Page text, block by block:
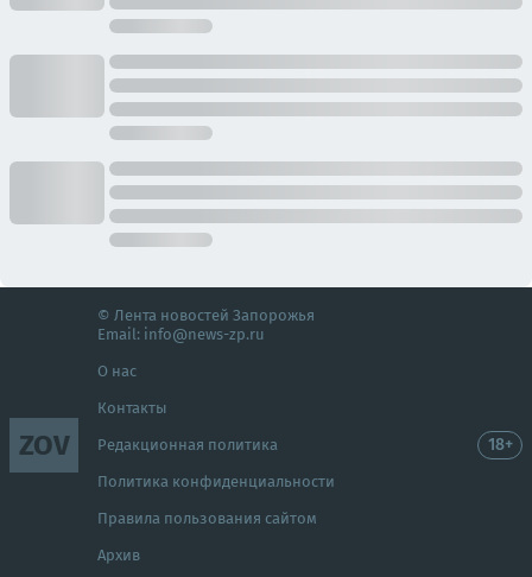
ZOV
© Лента новостей Запорожья
Email: info@news-zp.ru
О нас
Контакты
Редакционная политика
Политика конфиденциальности
Правила пользования сайтом
Архив
18+